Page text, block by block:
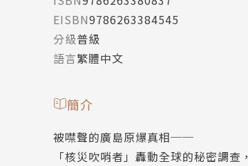
EISBN9786263384545
分級普級
語言繁體中文
簡介
被噤聲的廣島原爆真相──
「核災吹哨者」轟動全球的秘密調查，